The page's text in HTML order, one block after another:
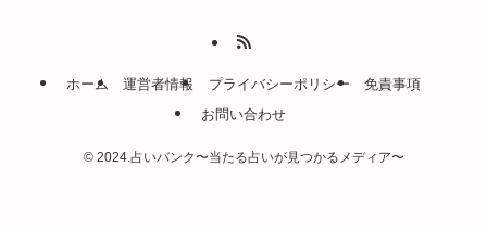
ホーム 運営者情報 プライバシーポリシー
免責事項
お問い合わせ
©2024.占いバンク〜当たる占いが見つかるメディア〜